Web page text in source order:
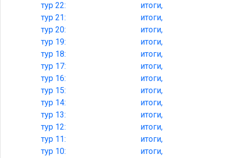
тур 22:
итоги,
тур 21:
итоги,
тур 20:
итоги,
тур 19:
итоги,
тур 18:
итоги,
тур 17:
итоги,
тур 16:
итоги,
тур 15:
итоги,
тур 14:
итоги,
тур 13:
итоги,
тур 12:
итоги,
тур 11:
итоги,
тур 10:
итоги,